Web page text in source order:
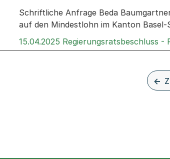
Schriftliche Anfrage Beda
auf den Mindestlohn im Kanton Basel-
15.04.2025 Regierungsratsbeschluss -